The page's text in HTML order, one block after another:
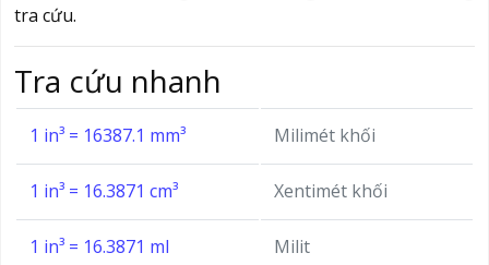
tra cứu.
Tra cứu nhanh
1 in³ = 16387.1 mm³ Milimét khối
1 in³ = 16.3871 cm³ Xentimét khối
1 in³ = 16.3871 ml Milit